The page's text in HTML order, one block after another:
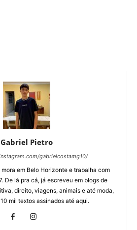
Gabriel Pietro
gabrielcostamg10/
em Belo Horizonte e trabalha com
De lá pra cá, já escreveu em blogs de
direito, viagens, animais e até moda,
mil textos assinados até aqui.